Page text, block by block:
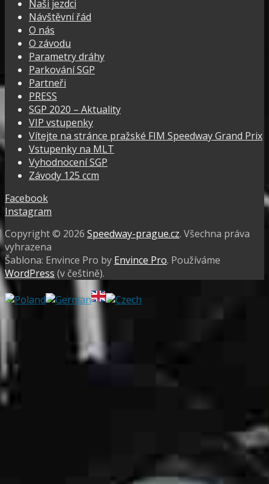
Naši jezdci
Návštěvní řád
O nás
O závodu
Parametry dráhy
Parkování SGP
Partneři
PRESS
SGP 2020 – Aktuality
VIP vstupenky
Vítejte na stránce pražské FIM Speedway Grand Prix
Vstupenky na MLT
Vyhodnocení SGP
Závody 125 ccm
Facebook
Instagram
Copyright © 2026 Speedway-prague.cz. Všechna práva
vyhrazena
Šablona: Envince Pro by Envince Pro. Používáme
WordPress (v češtině).